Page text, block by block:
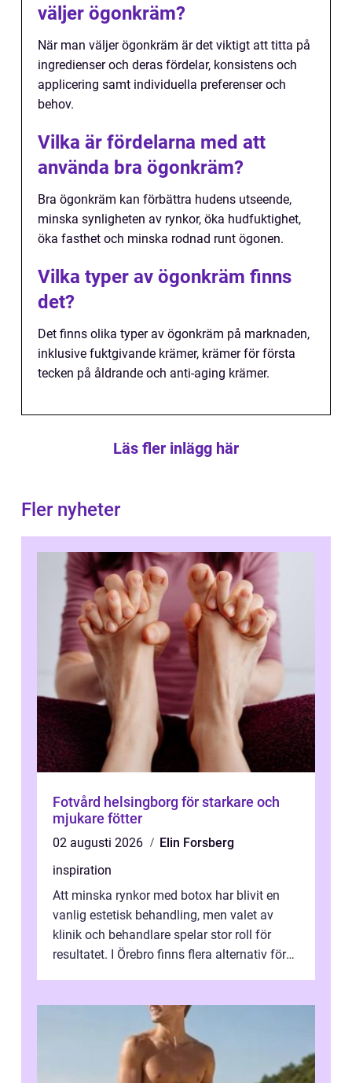
väljer ögonkräm?
När man väljer ögonkräm är det viktigt att titta på
ingredienser och deras fördelar, konsistens och
applicering samt individuella preferenser och
behov.
Vilka är fördelarna med att
använda bra ögonkräm?
Bra ögonkräm kan förbättra hudens utseende,
minska synligheten av rynkor, öka hudfuktighet,
öka fasthet och minska rodnad runt ögonen.
Vilka typer av ögonkräm finns
det?
Det finns olika typer av ögonkräm på marknaden,
inklusive fuktgivande krämer, krämer för första
tecken på åldrande och anti-aging krämer.
Läs fler inlägg här
Fler nyheter
Fotvård helsingborg för starkare och
mjukare fötter
02 augusti 2026
Elin Forsberg
inspiration
Att minska rynkor med botox har blivit en
vanlig estetisk behandling, men valet av
klinik och behandlare spelar stor roll för
resultatet. I Örebro finns flera alternativ för